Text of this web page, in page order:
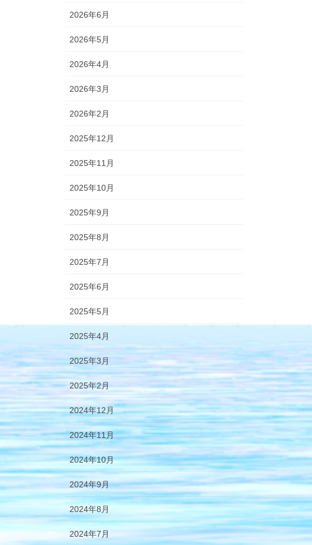
2026年6月
2026年5月
2026年4月
2026年3月
2026年2月
2025年12月
2025年11月
2025年10月
2025年9月
2025年8月
2025年7月
2025年6月
2025年5月
2025年4月
2025年3月
2025年2月
2024年12月
2024年11月
2024年10月
2024年9月
2024年8月
2024年7月